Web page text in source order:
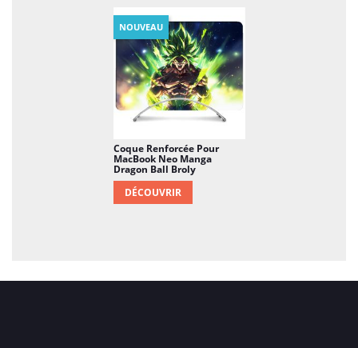
Coque Renforcée Pour
MacBook Neo Manga
Dragon Ball Broly
DÉCOUVRIR
NOUVEAU